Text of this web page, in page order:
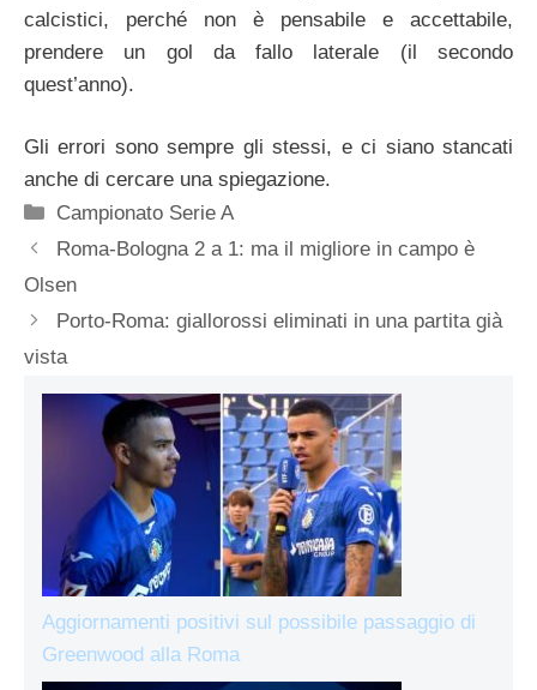
calcistici, perché non è pensabile e accettabile,
prendere un gol da fallo laterale (il secondo
quest’anno).
Gli errori sono sempre gli stessi, e ci siano stancati
anche di cercare una spiegazione.
Categorie
Campionato Serie A
Roma-Bologna 2 a 1: ma il migliore in campo è
Olsen
Porto-Roma: giallorossi eliminati in una partita già
vista
Aggiornamenti positivi sul possibile passaggio di
Greenwood alla Roma